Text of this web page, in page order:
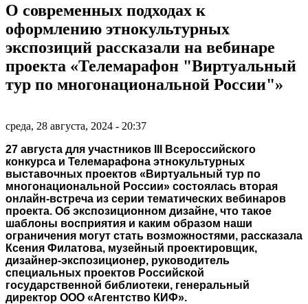
О современных подходах к
оформлению этнокультурных
экспозиций рассказали на вебинаре
проекта «Телемарафон "Виртуальный
тур по многонациональной России"»
среда, 28 августа, 2024 - 20:37
27 августа для участников II
Всероссийского
конкурса и Телемарафона этнокультурных
выставочных проектов «Виртуальный тур по
многонациональной России» состоялась вторая
онлайн-встреча из серии тематических вебинаров
проекта. Об экспозиционном дизайне, что такое
шаблоны восприятия и каким образом наши
ограничения могут стать возможностями, рассказала
Ксения Филатова, музейный проектировщик,
дизайнер-экспозиционер, руководитель
специальных проектов Российской
государственной библиотеки, генеральный
директор ООО «Агентство КИФ».